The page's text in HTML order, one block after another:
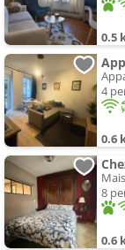
0.5
4
0.6
8
0.6